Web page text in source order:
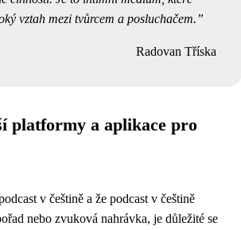
vztah mezi tvůrcem a posluchačem.
Radovan Tříska
platformy a aplikace pro
v češtině a že podcast v češtině
nebo zvuková nahrávka, je důležité se